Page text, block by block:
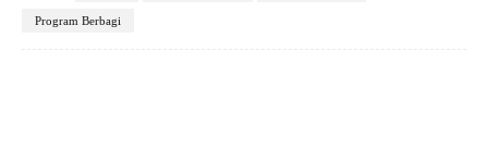
Program Berbagi